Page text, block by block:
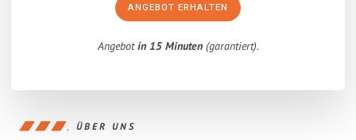
ANGEBOT ERHALTEN
Angebotin 15 Minuten(garantiert).
ÜBER UNS